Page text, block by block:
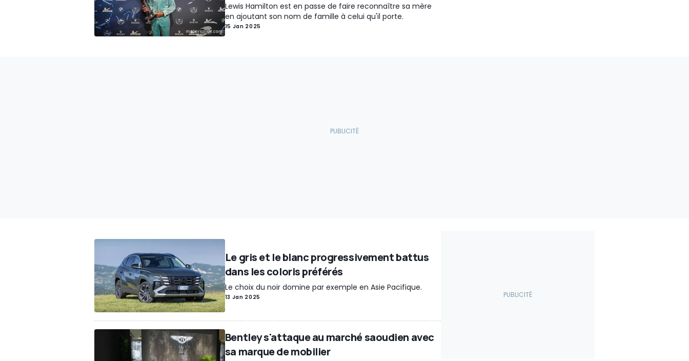
Lewis Hamilton est en passe de faire reconnaître sa mère
en ajoutant son nom de famille à celui qu'il porte.
15 Jan 2025
Le gris et le blanc progressivement battus
dans les coloris préférés
Le choix du noir domine par exemple en Asie Pacifique.
13 Jan 2025
Bentley s'attaque au marché saoudien avec
sa marque de mobilier